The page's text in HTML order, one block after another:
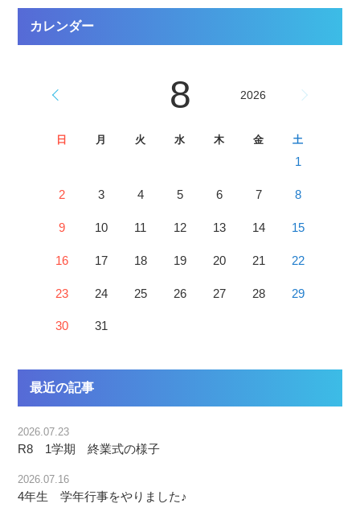
カレンダー
8 2026
日 月 火 水 木 金 土
1
2 3 4 5 6 7 8
9 10 11 12 13 14 15
16 17 18 19 20 21 22
23 24 25 26 27 28 29
30 31
最近の記事
2026.07.23
R8 1学期 終業式の様子
2026.07.16
4年生 学年行事をやりました♪